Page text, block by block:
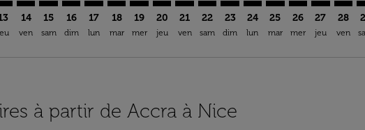
14
ven
15
sam
16
dim
17
lun
18
mar
19
mer
20
jeu
21
ven
22
sam
23
dim
24
lun
25
mar
26
mer
27
jeu
28
ven
à partir de Accra à Nice